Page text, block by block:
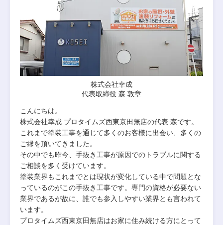
株式会社幸成
代表取締役 森 敦章
こんにちは。
株式会社幸成 プロタイムズ西東京田無店の代表 森です。
これまで塗装工事を通じて多くのお客様に出会い、多くの
ご縁を頂いてきました。
その中でも昨今、⼿抜き⼯事が原因でのトラブルに関する
ご相談を多く受けています。
塗装業界もこれまでとは現状が変化している中で問題とな
っているのがこの手抜き工事です。専門の資格が必要ない
業界であるが故に、誰でも参入しやすい業界とも言われて
います。
プロタイムズ西東京田無店はお家に住み続ける方にとって